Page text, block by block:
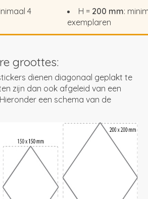
4
H = 200 mm:
exemplaren
groottes:
dienen diagonaal geplakt te
zijn dan ook afgeleid van een
een schema van de